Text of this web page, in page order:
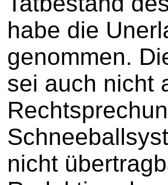
habe die
genommen.
sei auch nicht
nicht